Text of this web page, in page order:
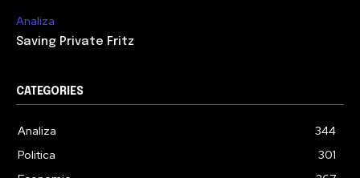
Analiza
Saving Private Fritz
CATEGORIES
Analiza
344
Politica
301